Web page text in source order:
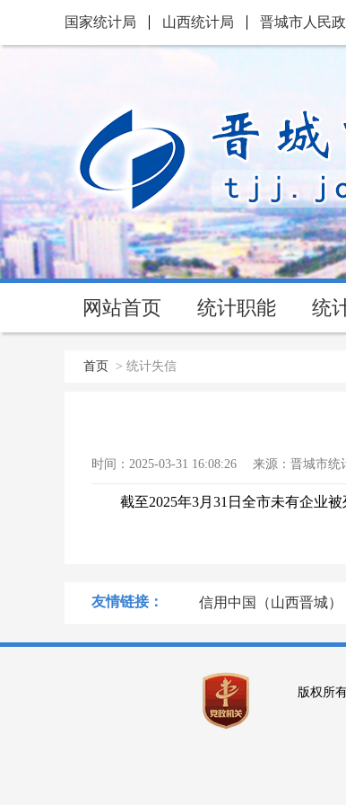
国家统计局 山西统计局 晋城市人民
网站首页 统计职能 统
首页 > 统计失信
时间： 2025-03-31 16:08:26 来源： 晋城市统
截至2025年3月31日全市未有企业被
友情链接： 信用中国（山西晋城）
版权所